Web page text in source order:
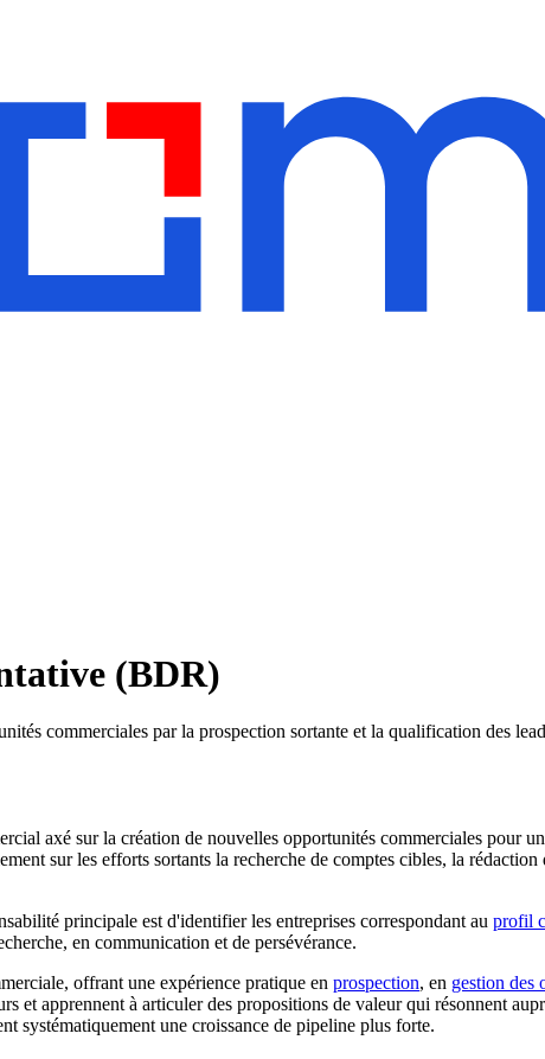
(BDR)
commerciales par la prospection sortante et la qualification des
axé sur la création de nouvelles opportunités commerciales pour
sur les efforts sortants la recherche de comptes cibles, la
principale est d'identifier les entreprises correspondant au profil
en communication et de persévérance.
offrant une expérience pratique en prospection, en gestion des
et apprennent à articuler des propositions de valeur qui résonnent
systématiquement une croissance de pipeline plus forte.